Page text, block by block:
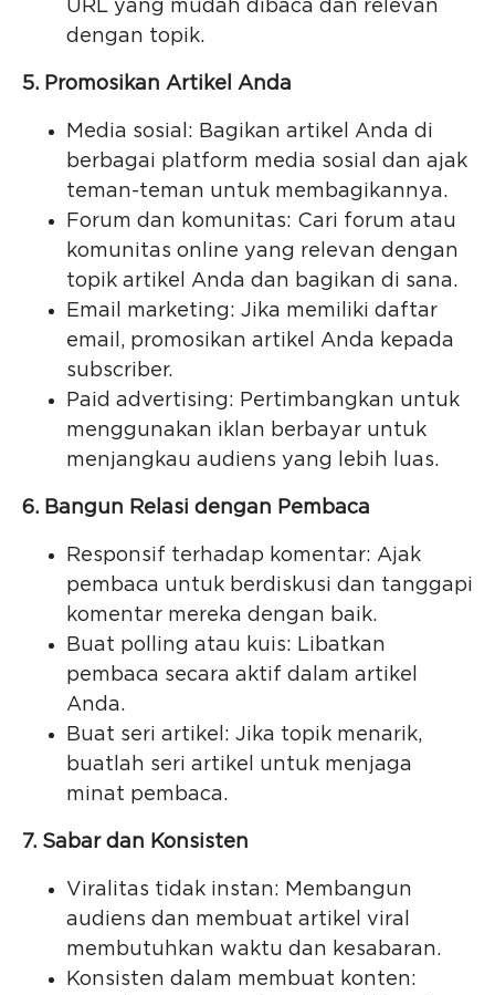
URL yang mudah dibaca dan relevan
dengan topik.
5. Promosikan Artikel Anda
Media sosial: Bagikan artikel Anda di
berbagai platform media sosial dan ajak
teman-teman untuk membagikannya.
Forum dan komunitas: Cari forum atau
komunitas online yang relevan dengan
topik artikel Anda dan bagikan di sana.
Email marketing: Jika memiliki daftar
email, promosikan artikel Anda kepada
subscriber.
Paid advertising: Pertimbangkan untuk
menggunakan iklan berbayar untuk
menjangkau audiens yang lebih luas.
6. Bangun Relasi dengan Pembaca
Responsif terhadap komentar: Ajak
pembaca untuk berdiskusi dan tanggapi
komentar mereka dengan baik.
Buat polling atau kuis: Libatkan
pembaca secara aktif dalam artikel
Anda.
Buat seri artikel: Jika topik menarik,
buatlah seri artikel untuk menjaga
minat pembaca.
7. Sabar dan Konsisten
Viralitas tidak instan: Membangun
audiens dan membuat artikel viral
membutuhkan waktu dan kesabaran.
Konsisten dalam membuat konten: